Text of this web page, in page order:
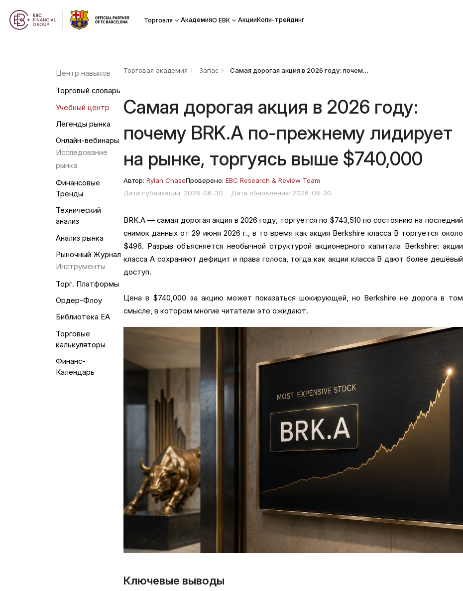
Торговля АкадемияО ЕВК АкцииКопи-трейдинг
Центр навыков
Торговый словарь
Учебный центр
Легенды рынка
Онлайн-вебинары
Исследование
рынка
Финансовые
Тренды
Технический
анализ
Анализ рынка
Рыночный Журнал
Инструменты
Торг. Платформы
Ордер-Флоу
Библиотека EA
Торговые
калькуляторы
Финанс-
Календарь
Торговая академия Запас Самая дорогая акция в 2026 году: почему BRK.A по-прежнему лидирует на рынке, торгуясь выше $740,000
Самая дорогая акция в 2026 году:
почему BRK.A по-прежнему лидирует
на рынке, торгуясь выше $740,000
Автор:Rylan ChaseПроверено:EBC Research & Review Team
Дата публикации: 2026-06-30
Дата обновления: 2026-06-30
BRK.A — самая дорогая акция в 2026 году, торгуется по $743,510 по состоянию на последний
снимок данных от 29 июня 2026 г., в то время как акция Berkshire класса B торгуется около
$496. Разрыв объясняется необычной структурой акционерного капитала Berkshire: акции
класса A сохраняют дефицит и права голоса, тогда как акции класса B дают более дешёвый
доступ.
Цена в $740,000 за акцию может показаться шокирующей, но Berkshire не дорога в том
смысле, в котором многие читатели это ожидают.
Ключевые выводы